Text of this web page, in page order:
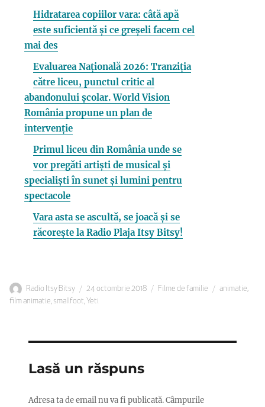
Hidratarea copiilor vara: câtă apă
este suficientă și ce greșeli facem cel
mai des
Evaluarea Națională 2026: Tranziția
către liceu, punctul critic al
abandonului școlar. World Vision
România propune un plan de
intervenție
Primul liceu din România unde se
vor pregăti artiști de musical și
specialiști în sunet și lumini pentru
spectacole
Vara asta se ascultă, se joacă și se
răcorește la Radio Plaja Itsy Bitsy!
Autor
Radio Itsy Bitsy
Publicat
pe
24 octombrie 2018 Categorii
Filme de familie Etichete
animatie,
film animatie, smallfoot, Yeti
Lasă un răspuns
Adresa ta de email nu va fi publicată.Câmpurile